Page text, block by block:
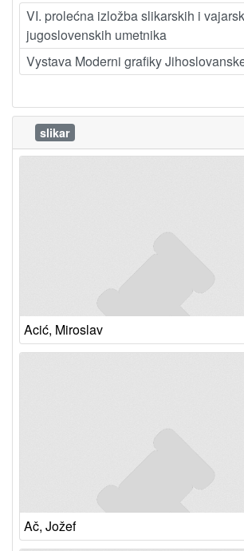
VI. prolećna izložba slikarskih i
jugoslovenskih umetnika
Vystava Moderni grafiky
slikar
Acić, Miroslav
Ač, Jožef